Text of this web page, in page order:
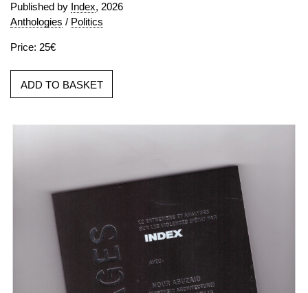
Published by Index, 2026
Anthologies / Politics
Price: 25€
ADD TO BASKET